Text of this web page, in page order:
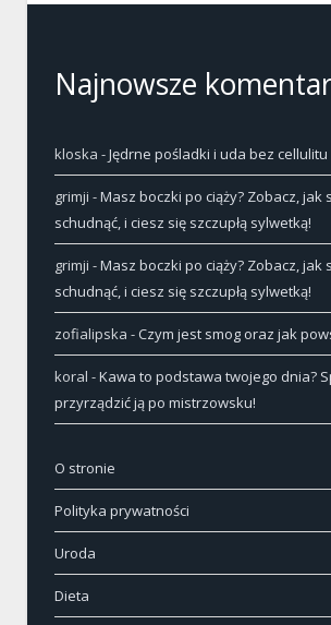
Najnowsze
kloska -Jędrne pośladki i uda bez cellulitu
grimji -Masz boczki po ciąży? Zobacz, jak
schudnąć, i ciesz się szczupłą sylwetką!
grimji -Masz boczki po ciąży? Zobacz, jak
schudnąć, i ciesz się szczupłą sylwetką!
zofialipska -Czym jest smog oraz jak
koral -Kawa to podstawa twojego dnia?
przyrządzić ją po mistrzowsku!
O stronie
Polityka prywatności
Uroda
Dieta